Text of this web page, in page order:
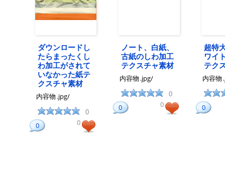
ダウンロードし
たらまったくし
わ加工がされて
いなかった紙テ
クスチャ素材
内容物 .jpg/
0
0 0
ノート、白紙、
古紙のしわ加工
テクスチャ素材
内容物 .jpg/
0
0 0
超特
ワイ
テク
内容物
0